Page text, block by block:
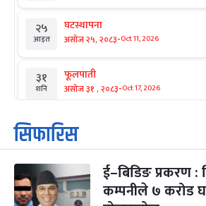
२५
आइत
घटस्थापना
असोज २५, २०८३-Oct 11, 2026
३१
शनि
फूलपाती
असोज ३१ , २०८३-Oct 17, 2026
१
आइत
कार्तिक सङ्क्रान्ति
कार्तिक १, २०८३
३
मंगल
महानवमी
कार्तिक ३, २०८३-Oct 20, 2026
सिफारिस
ई–बिडिङ प्रकरण :
कम्पनीले ७ करोड